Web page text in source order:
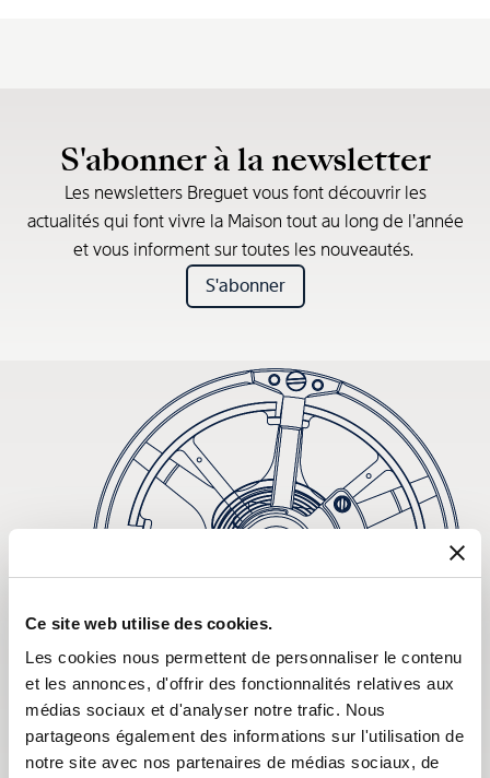
Ce site web utilise des cookies.
Les cookies nous permettent de personnaliser le contenu
et les annonces, d'offrir des fonctionnalités relatives aux
médias sociaux et d'analyser notre trafic. Nous
partageons également des informations sur l'utilisation de
notre site avec nos partenaires de médias sociaux, de
S'abonner à la newsletter
Les newsletters Breguet vous font découvrir les
actualités qui font vivre la Maison tout au long de l’année
et vous informent sur toutes les nouveautés.
S'abonner